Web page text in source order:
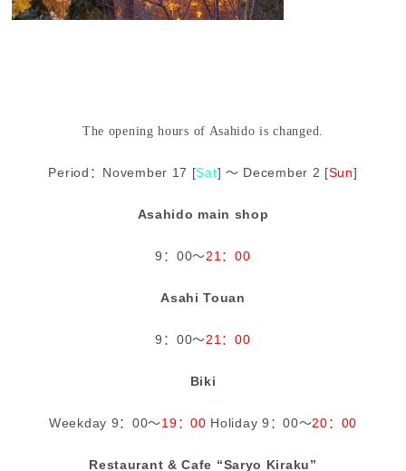
The opening hours of Asahido is changed.
Period：November 17 [Sat] ～ December 2 [Sun]
Asahido main shop
9：00～21：00
Asahi Touan
9：00～21：00
Biki
Weekday 9：00～19：00 Holiday 9：00～20：00
Restaurant & Cafe “Saryo Kiraku”